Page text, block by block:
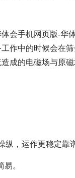
会手机网页版-
作中的时候会在
成的电磁场与原
，运作更稳定靠
。